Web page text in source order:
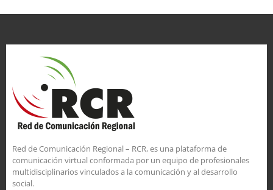
Red de Comunicación Regional – RCR, es una plataforma de
comunicación virtual conformada por un equipo de profesionales
multidisciplinarios vinculados a la comunicación y al desarrollo
social.